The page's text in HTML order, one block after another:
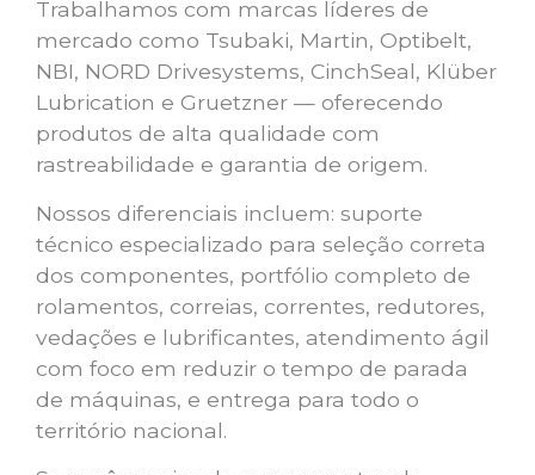
Trabalhamos com marcas líderes de
mercado como Tsubaki, Martin, Optibelt,
NBI, NORD Drivesystems, CinchSeal, Klüber
Lubrication e Gruetzner — oferecendo
produtos de alta qualidade com
rastreabilidade e garantia de origem.
Nossos diferenciais incluem: suporte
técnico especializado para seleção correta
dos componentes, portfólio completo de
rolamentos, correias, correntes, redutores,
vedações e lubrificantes, atendimento ágil
com foco em reduzir o tempo de parada
de máquinas, e entrega para todo o
território nacional.